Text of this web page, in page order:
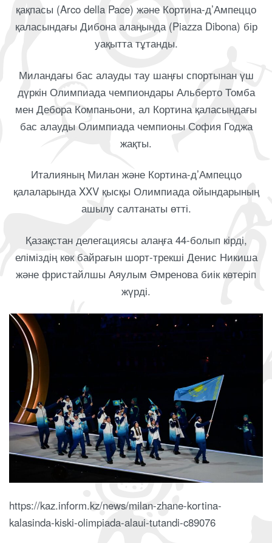
қақпасы (Arco della Pace) және Кортина-д’Ампеццо
қаласындағы Дибона алаңында (Piazza Dibona) бір
уақытта тұтанды.
Миландағы бас алауды тау шаңғы спортынан үш
дүркін Олимпиада чемпиондары Альберто Томба
мен Дебора Компаньони, ал Кортина қаласындағы
бас алауды Олимпиада чемпионы София Годжа
жақты.
Италияның Милан және Кортина-д’Ампеццо
қалаларында XXV қысқы Олимпиада ойындарының
ашылу салтанаты өтті.
Қазақстан делегациясы алаңға 44-болып кірді,
еліміздің көк байрағын шорт-трекші Денис Никиша
және фристайлшы Аяулым Әмренова биік көтеріп
жүрді.
https://kaz.inform.kz/news/milan-zhane-kortina-
kalasinda-kiski-olimpiada-alaui-tutandi-c89076